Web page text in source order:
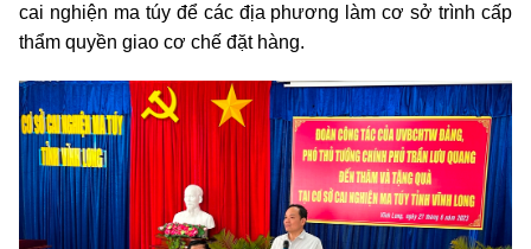
cai nghiện ma túy để các địa phương làm cơ sở trình cấp
thẩm quyền giao cơ chế đặt hàng.